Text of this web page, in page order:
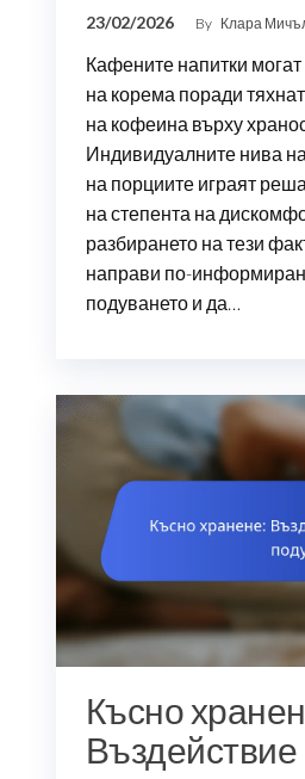
23/02/2026 By Клара
Кафените напитки
на корема поради
на кофеина върху
Индивидуалните нива
на порциите играят
на степента на
разбирането на тези
направи по-
подуването и да…
Късно